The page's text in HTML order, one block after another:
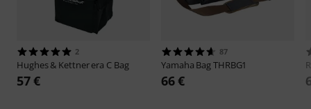
2
Hughes & Kettnerera C Bag
57 €
87
Yamaha Bag THRBG1
66 €